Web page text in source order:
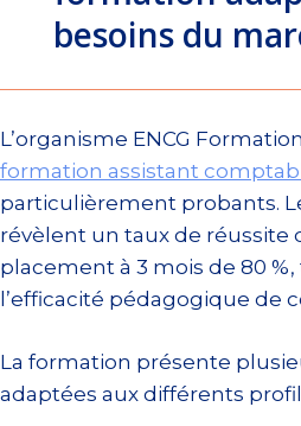
besoins du
L’organisme ENCG
formation assistant
particulièrement probants.
révèlent un taux de réussite
placement à 3 mois de 80
l’efficacité pédagogique de
La formation présente
adaptées aux différents